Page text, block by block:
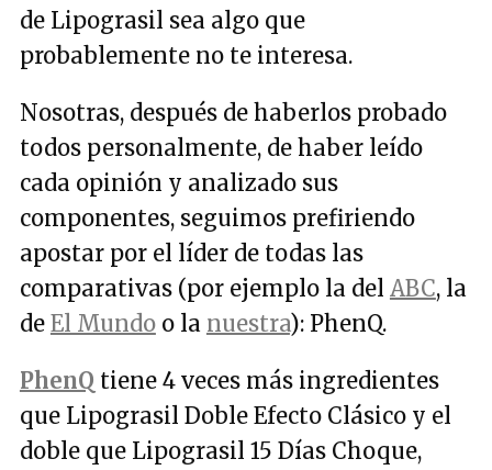
de Lipograsil sea algo que
probablemente no te interesa.
Nosotras, después de haberlos probado
todos personalmente, de haber leído
cada opinión y analizado sus
componentes, seguimos prefiriendo
apostar por el líder de todas las
comparativas (por ejemplo la del ABC, la
de El Mundoo la nuestra): PhenQ.
PhenQ tiene 4 veces más ingredientes
que Lipograsil Doble Efecto Clásico y el
doble que Lipograsil 15 Días Choque,